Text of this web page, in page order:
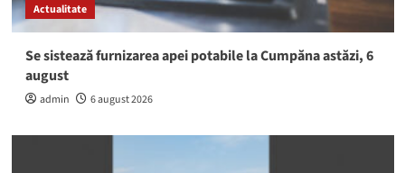
Actualitate
Se sistează furnizarea apei potabile la Cumpăna astăzi, 6
august
admin 6 august 2026